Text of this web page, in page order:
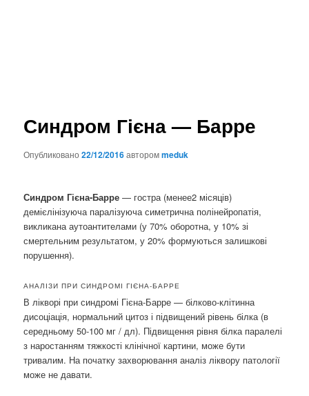
Синдром Гієна — Барре
Опубликовано22/12/2016авторомmeduk
Синдром Гієна-Барре— гостра (менее2 місяців)
демієлінізуюча паралізуюча симетрична полінейропатія,
викликана аутоантителами (у 70% оборотна, у 10% зі
смертельним результатом, у 20% формуються залишкові
порушення).
АНАЛІЗИ ПРИ СИНДРОМІ ГІЄНА-БАРРЕ
В лікворі при синдромі Гієна-Барре — білково-клітинна
дисоціація, нормальний цитоз і підвищений рівень білка (в
середньому 50-100 мг / дл). Підвищення рівня білка паралелі
з наростанням тяжкості клінічної картини, може бути
тривалим. На початку захворювання аналіз ліквору патології
може не давати.